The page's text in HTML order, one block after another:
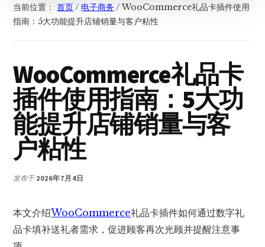
当前位置：首页/ 电子商务 /WooCommerce礼品卡插件使用
指南：5大功能提升店铺销量与客户粘性
WooCommerce礼品卡
插件使用指南：5大功
能提升店铺销量与客
户粘性
发布于 2026年7月4日
本文介绍WooCommerce礼品卡插件如何通过数字礼
品卡填补送礼者需求，促进顾客再次光顾并提醒注意事